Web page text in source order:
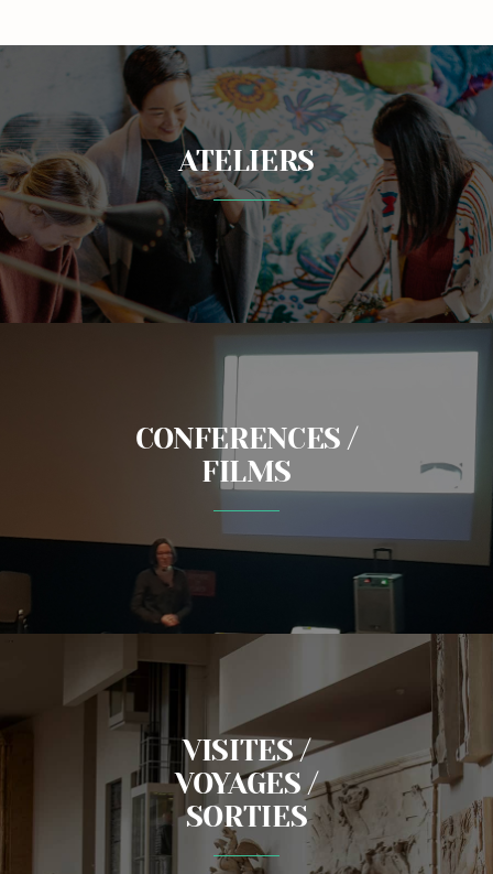
ATELIERS
CONFERENCES /
FILMS
VISITES /
VOYAGES /
SORTIES